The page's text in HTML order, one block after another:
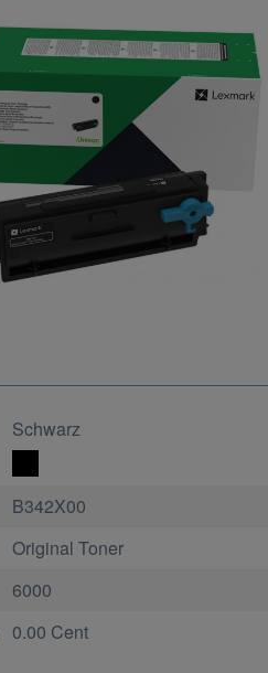
Schwarz
B342X00
Original Toner
6000
0.00 Cent